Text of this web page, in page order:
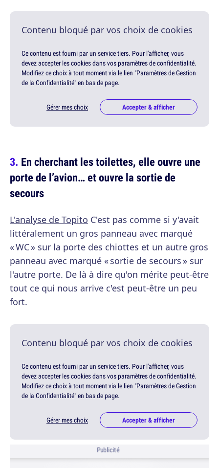
Contenu bloqué par vos choix de cookies
Ce contenu est fourni par un service tiers. Pour l'afficher, vous
devez accepter les cookies dans vos paramètres de confidentialité.
Modifiez ce choix à tout moment via le lien "Paramètres de Gestion
de la Confidentialité" en bas de page.
Gérer mes choix Accepter & afficher
En cherchant les toilettes, elle ouvre une
porte de l’avion… et ouvre la sortie de
secours
L'analyse de Topito C'est pas comme si y'avait
littéralement un gros panneau avec marqué
« WC » sur la porte des chiottes et un autre gros
panneau avec marqué « sortie de secours » sur
l'autre porte. De là à dire qu'on mérite peut-être
tout ce qui nous arrive c'est peut-être un peu
fort.
Contenu bloqué par vos choix de cookies
Ce contenu est fourni par un service tiers. Pour l'afficher, vous
devez accepter les cookies dans vos paramètres de confidentialité.
Modifiez ce choix à tout moment via le lien "Paramètres de Gestion
de la Confidentialité" en bas de page.
Gérer mes choix Accepter & afficher
Publicité